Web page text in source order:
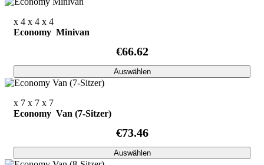
x 4 x 4 x 4
Economy Minivan
€66.62
Auswählen
x 7 x 7 x 7
Economy Van (7-Sitzer)
€73.46
Auswählen